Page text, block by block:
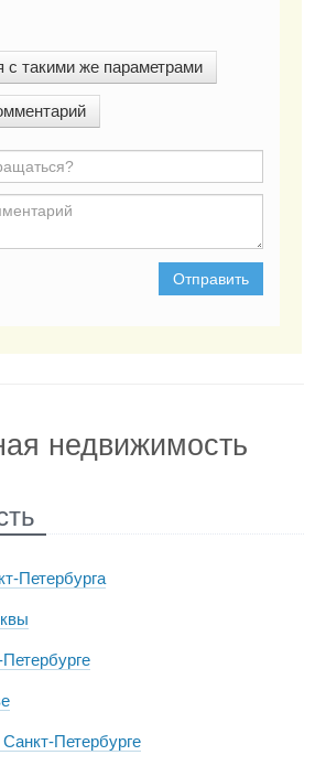
с такими же параметрами
Отправить
недвижимость
Петербурга
Петербурге